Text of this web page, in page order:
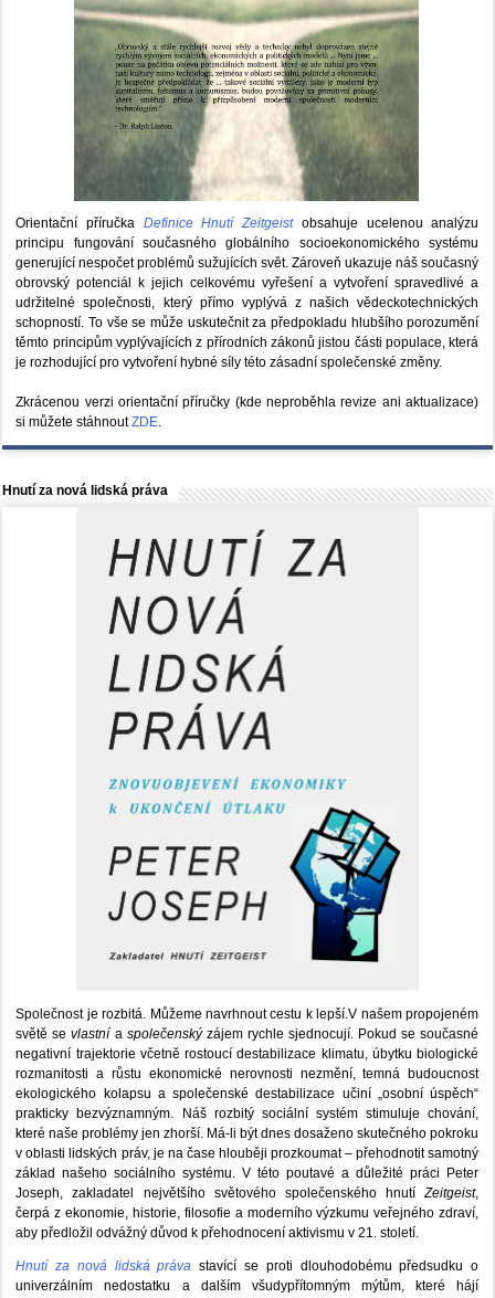
Orientační příručka Definice Hnutí Zeitgeistobsahuje ucelenou analýzu
principu fungování současného globálního socioekonomického systému
generující nespočet problémů sužujících svět. Zároveň ukazuje náš současný
obrovský potenciál k jejich celkovému vyřešení a vytvoření spravedlivé a
udržitelné společnosti, který přímo vyplývá z našich vědeckotechnických
schopností. To vše se může uskutečnit za předpokladu hlubšího porozumění
těmto principům vyplývajících z přírodních zákonů jistou části populace, která
je rozhodující pro vytvoření hybné síly této zásadní společenské změny.
Zkrácenou verzi orientační příručky (kde neproběhla revize ani aktualizace)
si můžete stáhnoutZDE.
Hnutí za nová lidská práva
Společnost je rozbitá. Můžeme navrhnout cestu k lepší.V našem propojeném
světě sevlastní a společenskýzájem rychle sjednocují. Pokud se současné
negativní trajektorie včetně rostoucí destabilizace klimatu, úbytku biologické
rozmanitosti a růstu ekonomické nerovnosti nezmění, temná budoucnost
ekologického kolapsu a společenské destabilizace učiní „osobní úspěch“
prakticky bezvýznamným. Náš rozbitý sociální systém stimuluje chování,
které naše problémy jen zhorší. Má-li být dnes dosaženo skutečného pokroku
v oblasti lidských práv, je na čase hlouběji prozkoumat – přehodnotit samotný
základ našeho sociálního systému. V této poutavé a důležité práci Peter
Joseph, zakladatel největšího světového společenského hnutíZeitgeist,
čerpá z ekonomie, historie, filosofie a moderního výzkumu veřejného zdraví,
aby předložil odvážný důvod k přehodnocení aktivismu v 21. století.
Hnutí za nová lidská práva stavící se proti dlouhodobému předsudku o
univerzálním nedostatku a dalším všudypřítomným mýtům, které hájí